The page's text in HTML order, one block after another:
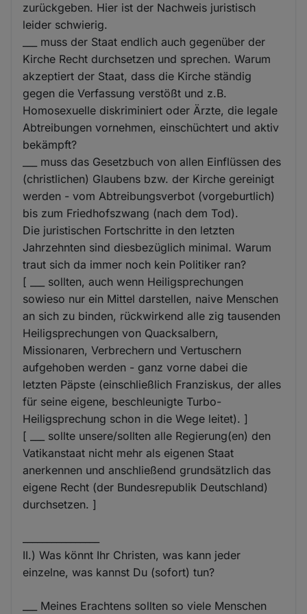
zurückgeben. Hier ist der Nachweis juristisch
leider schwierig.
___ muss der Staat endlich auch gegenüber der
Kirche Recht durchsetzen und sprechen. Warum
akzeptiert der Staat, dass die Kirche ständig
gegen die Verfassung verstößt und z.B.
Homosexuelle diskriminiert oder Ärzte, die legale
Abtreibungen vornehmen, einschüchtert und aktiv
bekämpft?
___ muss das Gesetzbuch von allen Einflüssen des
(christlichen) Glaubens bzw. der Kirche gereinigt
werden - vom Abtreibungsverbot (vorgeburtlich)
bis zum Friedhofszwang (nach dem Tod).
Die juristischen Fortschritte in den letzten
Jahrzehnten sind diesbezüglich minimal. Warum
traut sich da immer noch kein Politiker ran?
[ ___ sollten, auch wenn Heiligsprechungen
sowieso nur ein Mittel darstellen, naive Menschen
an sich zu binden, rückwirkend alle zig tausenden
Heiligsprechungen von Quacksalbern,
Missionaren, Verbrechern und Vertuschern
aufgehoben werden - ganz vorne dabei die
letzten Päpste (einschließlich Franziskus, der alles
für seine eigene, beschleunigte Turbo-
Heiligsprechung schon in die Wege leitet). ]
[ ___ sollte unsere/sollten alle Regierung(en) den
Vatikanstaat nicht mehr als eigenen Staat
anerkennen und anschließend grundsätzlich das
eigene Recht (der Bundesrepublik Deutschland)
durchsetzen. ]
II.) Was könnt Ihr Christen, was kann jeder
einzelne, was kannst Du (sofort) tun?
___ Meines Erachtens sollten so viele Menschen